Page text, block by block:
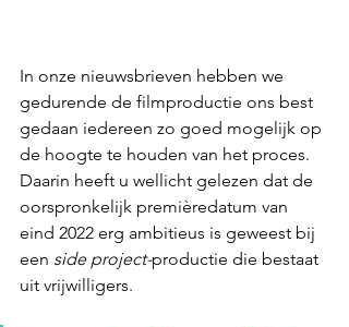
In onze nieuwsbrieven hebben we
gedurende de filmproductie ons best
gedaan iedereen zo goed mogelijk op
de hoogte te houden van het proces.
Daarin heeft u wellicht gelezen dat de
oorspronkelijk premièredatum van
eind 2022 erg ambitieus is geweest bij
een side project-productie die bestaat
uit vrijwilligers.